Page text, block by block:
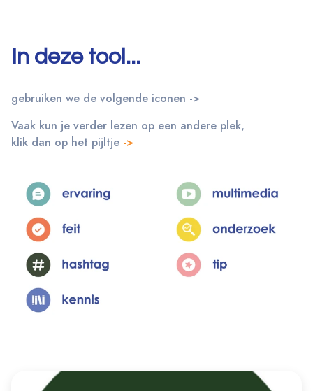
In deze tool...
gebruiken we de volgende iconen ->
Vaak kun je verder lezen op een andere plek,
klik dan op het pijltje ->